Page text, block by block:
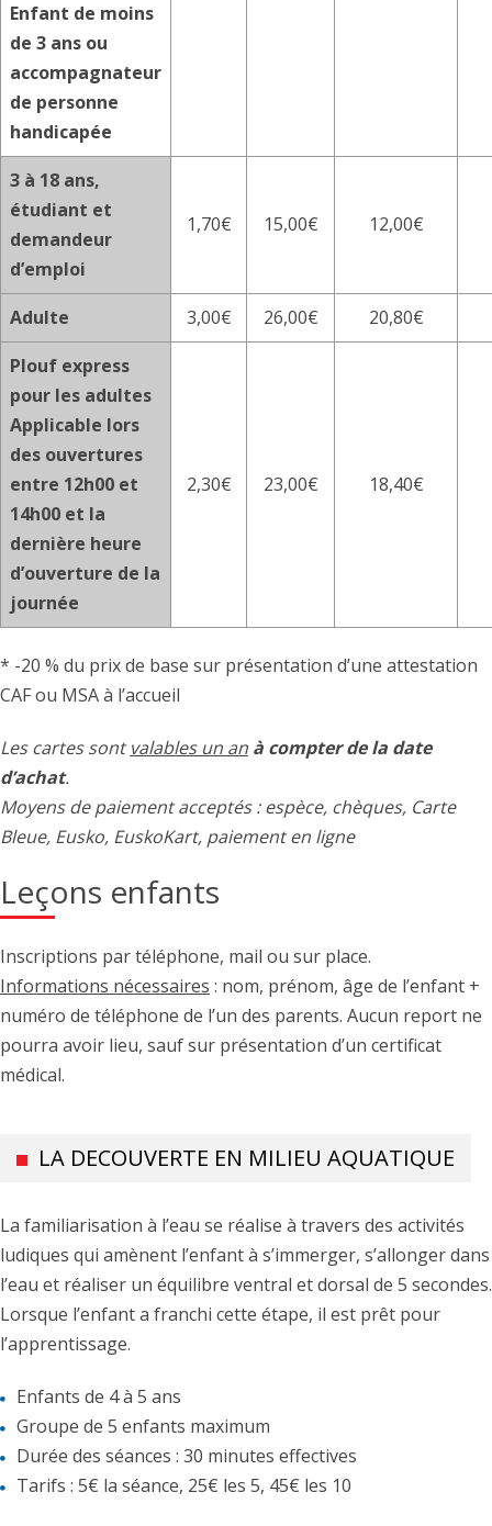
Enfant de moins
de 3 ans ou
accompagnateur
de personne
handicapée
3 à 18 ans,
étudiant et
demandeur
d’emploi
1,70€ 15,00€ 12,00€
Adulte 3,00€ 26,00€
20,80€
Plouf express
pour les adultes
Applicable lors
des ouvertures
entre 12h00 et
14h00 et la
dernière heure
d’ouverture de la
journée
2,30€ 23,00€ 18,40€
* -20 % du prix de base sur présentation d’une attestation
CAF ou MSA à l’accueil
Les cartes sontvalables un an à compter de la date
d’achat.
Moyens de paiement acceptés : espèce, chèques, Carte
Bleue, Eusko, EuskoKart, paiement en ligne
Leçons enfants
Inscriptions par téléphone, mail ou sur place.
Informations nécessaires : nom, prénom, âge de l’enfant +
numéro de téléphone de l’un des parents. Aucun report ne
pourra avoir lieu, sauf sur présentation d’un certificat
médical.
LA DECOUVERTE EN MILIEU AQUATIQUE
La familiarisation à l’eau se réalise à travers des activités
ludiques qui amènent l’enfant à s’immerger, s’allonger dans
l’eau et réaliser un équilibre ventral et dorsal de 5 secondes.
Lorsque l’enfant a franchi cette étape, il est prêt pour
l’apprentissage.
Enfants de 4 à 5 ans
Groupe de 5 enfants maximum
Durée des séances : 30 minutes effectives
Tarifs : 5€ la séance, 25€ les 5, 45€ les 10